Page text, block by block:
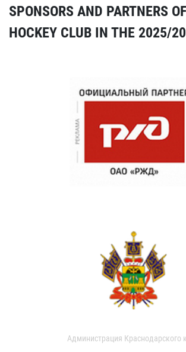
SPONSORS AND PARTNERS
HOCKEY CLUB IN THE 2025/
Администрация Краснодарского